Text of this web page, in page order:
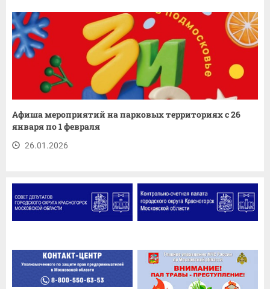
Афиша мероприятий на парковых территориях с 26
января по 1 февраля
26.01.2026